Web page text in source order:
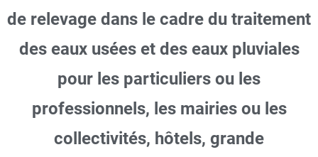
DEMANDER UN DEVIS
de relevage dans le cadre du traitement
des eaux usées et des eaux pluviales
pour les particuliers ou les
professionnels, les mairies ou les
collectivités, hôtels, grande